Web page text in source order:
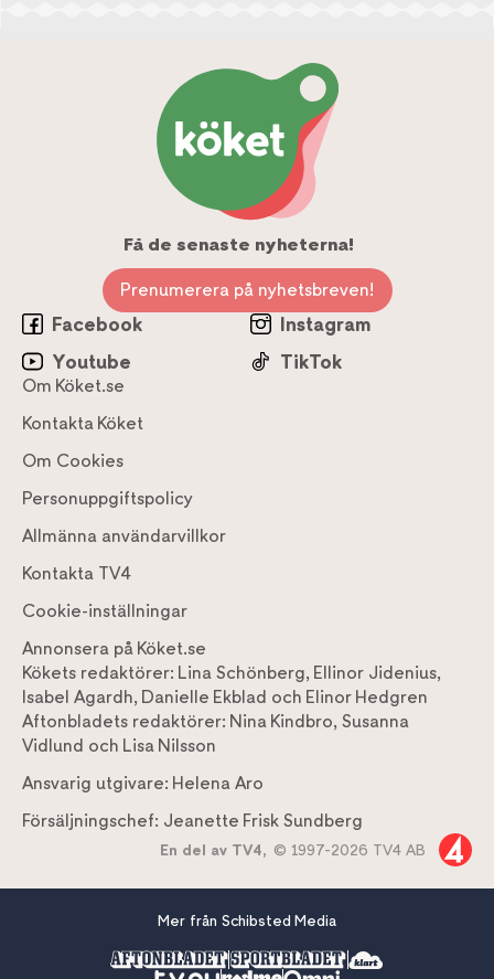
Få de senaste nyheterna!
Prenumerera på nyhetsbreven!
Facebook
Instagram
Youtube
TikTok
Om Köket.se
Kontakta Köket
Om Cookies
Personuppgiftspolicy
Allmänna användarvillkor
Kontakta TV4
Cookie-inställningar
Annonsera på Köket.se
Kökets redaktörer: Lina Schönberg, Ellinor Jidenius,
Isabel Agardh, Danielle Ekblad och Elinor Hedgren
Aftonbladets redaktörer: Nina Kindbro, Susanna
Vidlund och Lisa Nilsson
Ansvarig utgivare: Helena Aro
Försäljningschef: Jeanette Frisk Sundberg
En del av TV4, © 1997-2026 TV4 AB
Mer från Schibsted Media